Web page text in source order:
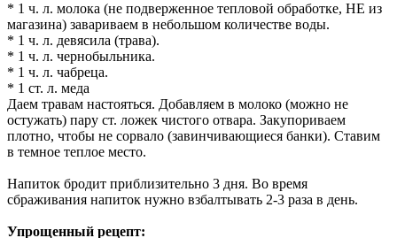
* 1 ч. л. молока (не подверженное тепловой обработке, НЕ из
магазина) завариваем в небольшом количестве воды.
* 1 ч. л. девясила (трава).
* 1 ч. л. чернобыльника.
* 1 ч. л. чабреца.
* 1 ст. л. меда
Даем травам настояться. Добавляем в молоко (можно не
остужать) пару ст. ложек чистого отвара. Закупориваем
плотно, чтобы не сорвало (завинчивающиеся банки). Ставим
в темное теплое место.
Напиток бродит приблизительно 3 дня. Во время
сбраживания напиток нужно взбалтывать 2-3 раза в день.
Упрощенный рецепт: